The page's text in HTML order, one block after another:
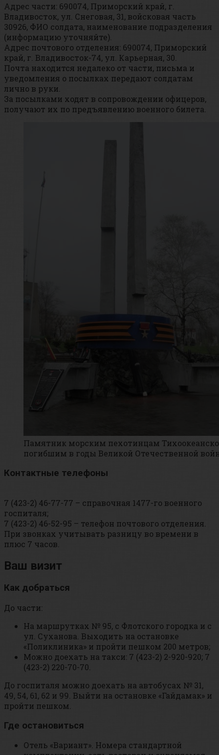
Адрес части: 690074, Приморский край, г.
Владивосток, ул. Снеговая, 31, войсковая часть
30926, ФИО солдата, наименование подразделения
(информацию уточняйте).
Адрес почтового отделения: 690074, Приморский
край, г. Владивосток-74, ул. Карьерная, 30.
Почта находится недалеко от части, письма и
уведомления о посылках передают солдатам
лично в руки.
За посылками ходят в сопровождении офицеров,
получают их по предъявлению военного билета.
Памятник морским пехотинцам
погибшим в годы Великой Отечественной
Контактные телефоны
7 (423-2) 46-77-77 – справочная 1477-го военного
госпиталя;
7 (423-2) 46-52-95 – телефон почтового отделения.
При звонках учитывать разницу во времени в
плюс 7 часов.
Ваш визит
Как добраться
До части:
На маршрутках № 95, с Флотского городка и с
ул. Суханова. Выходить на остановке
«Поликлиника» и пройти пешком 200 метров;
Можно доехать на такси: 7 (423-2) 2-920-920; 7
(423-2) 220-70-70.
До госпиталя можно доехать на автобусах № 31,
49, 54, 61, 62 и 99. Выйти на остановке «Гайдамак» и
пройти пешком.
Где остановиться
Отель «Вариант». Номера стандартной